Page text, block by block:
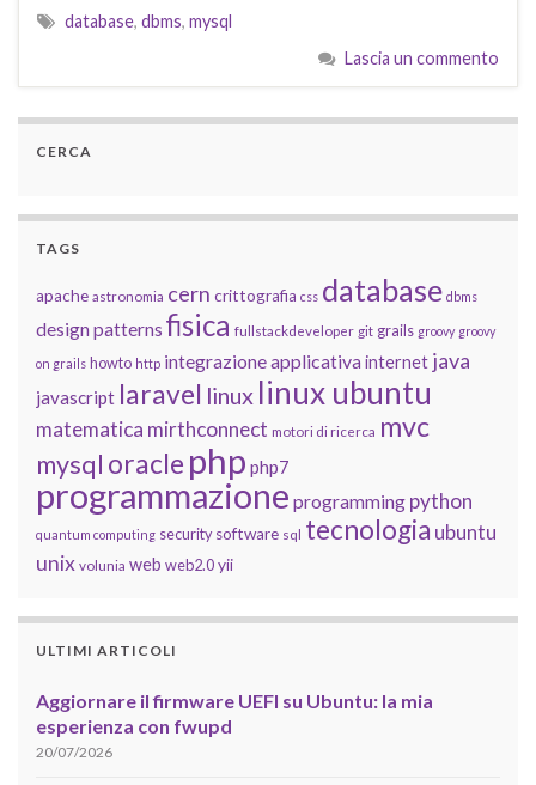
database, dbms, mysql
Lascia un commento
CERCA
TAGS
apache astronomia cern crittografia css database dbms
design patterns fisica fullstackdeveloper git grails groovy groovy
on grails howto http integrazione applicativainternet java
javascript laravel linux linux ubuntu
matematica mirthconnect motori di ricerca mvc
mysql oracle php php7
programmazione programming python
quantum computing security software sql tecnologia ubuntu
unix volunia web web2.0 yii
ULTIMI ARTICOLI
Aggiornare il firmware UEFI su Ubuntu: la mia
esperienza con fwupd
20/07/2026